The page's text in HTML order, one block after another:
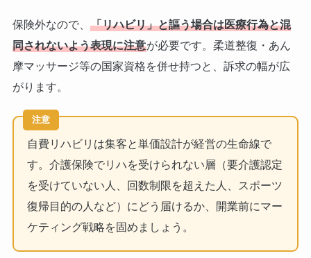
保険外なので、 「リハビリ」と謳う場合は医療行為と混
同されないよう表現に注意が必要です。柔道整復・あん
摩マッサージ等の国家資格を併せ持つと、訴求の幅が広
がります。
注意
自費リハビリは集客と単価設計が経営の生命線で
す。介護保険でリハを受けられない層（要介護認定
を受けていない人、回数制限を超えた人、スポーツ
復帰目的の人など）にどう届けるか、開業前にマー
ケティング戦略を固めましょう。